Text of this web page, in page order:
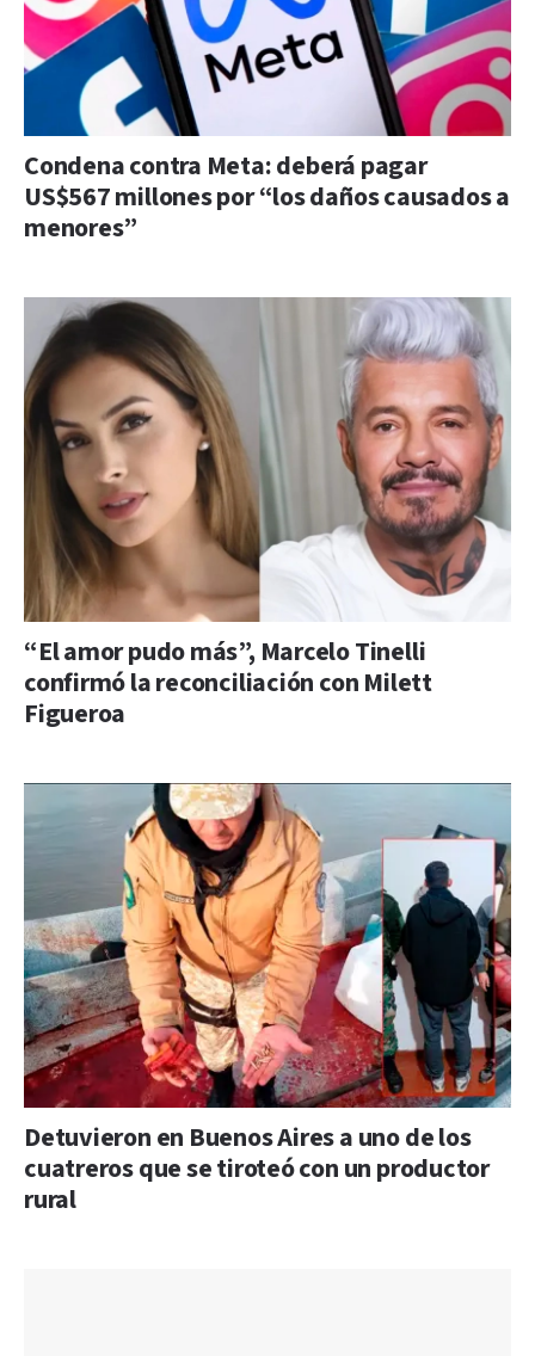
Condena contra Meta: deberá pagar
US$567 millones por “los daños causados a
menores”
“El amor pudo más”, Marcelo Tinelli
confirmó la reconciliación con Milett
Figueroa
Detuvieron en Buenos Aires a uno de los
cuatreros que se tiroteó con un productor
rural